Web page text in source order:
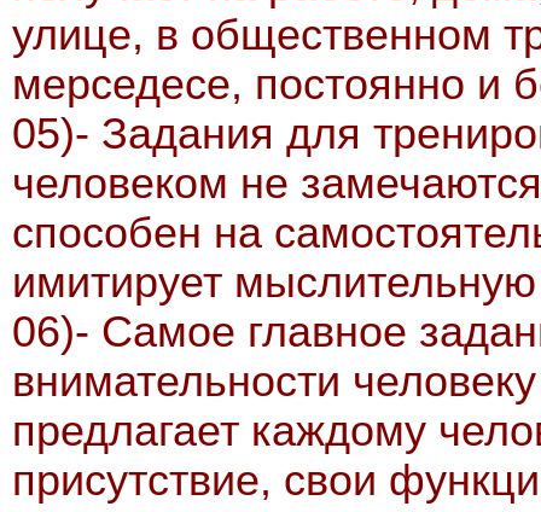
улице, в общественном
мерседесе, постоянно и
05)- Задания для
человеком не
способен на
имитирует
06)- Самое главное
внимательности
предлагает каждому
присутствие, свои